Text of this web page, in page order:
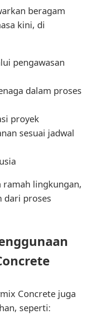
beragam
kini, di
pengawasan
dalam proses
proyek
sesuai jadwal
ramah lingkungan,
dari proses
Concrete juga
seperti: